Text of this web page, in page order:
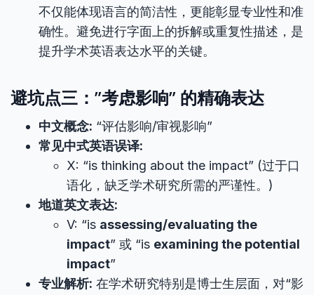
不仅能体现语言的简洁性，更能彰显专业性和准
确性。避免进行字面上的拆解或重复性描述，是
提升学术英语表达水平的关键。
避坑点三：”考虑影响” 的精确表达
中文概念: “评估影响/审视影响”
常见中式英语误译:
X: “is thinking about the impact” (过于口
语化，缺乏学术研究所需的严谨性。)
地道英文表达:
V: “is assessing/evaluating the
impact” 或 “is examining the potential
impact”
专业解析: 在学术研究特别是博士生层面，对“影